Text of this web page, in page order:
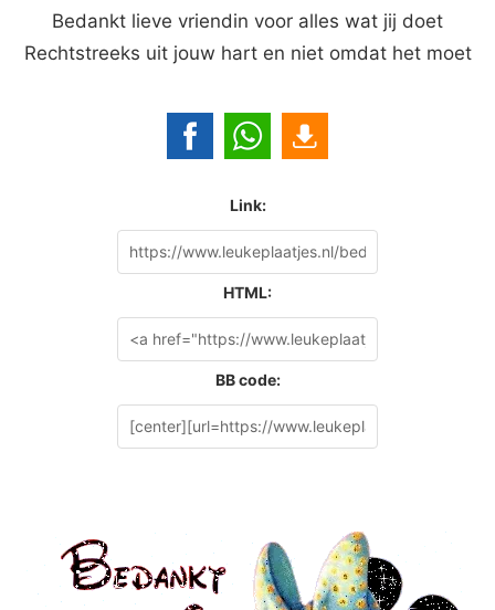
Bedankt lieve vriendin voor alles wat jij doet
Rechtstreeks uit jouw hart en niet omdat het moet
Link:
HTML:
BB code: